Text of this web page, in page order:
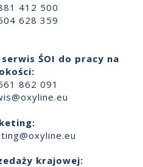
412 500
628 359
ŚOI do pracy na
862 091
krajowej: